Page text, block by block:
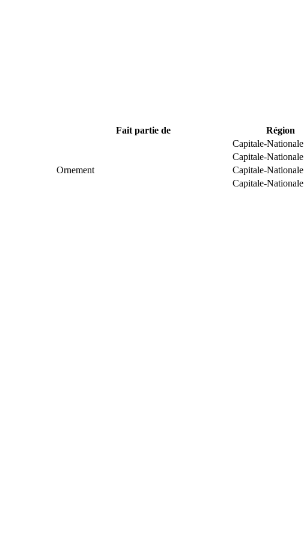
Fait partie de Région
Capitale-Nationale
Capitale-Nationale
Ornement Capitale-Nationale
Capitale-Nationale